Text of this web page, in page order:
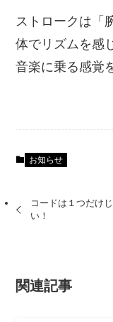
ストロークは「
体でリズムを感
音楽に乗る感覚
お知らせ
コードは１つだけ
い！
関連記事